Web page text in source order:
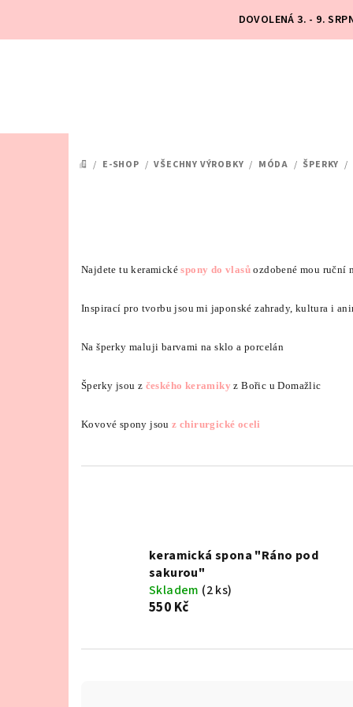
DOVOLENÁ 3. - 9.
DOMŮ
/ E-SHOP / VŠECHNY VÝROBKY / MÓDA / ŠPERKY /
Najdete tu keramické spony do vlasů ozdobené mou ruční
Inspirací pro tvorbu jsou mi japonské zahrady, kultura i
Na šperky maluji barvami na sklo a porcelán
Šperky jsou z českého keramiky z Bořic u Domažlic
Kovové spony jsou z chirurgické oceli
keramická spona "Ráno pod
sakurou"
Skladem (2 ks)
550 Kč